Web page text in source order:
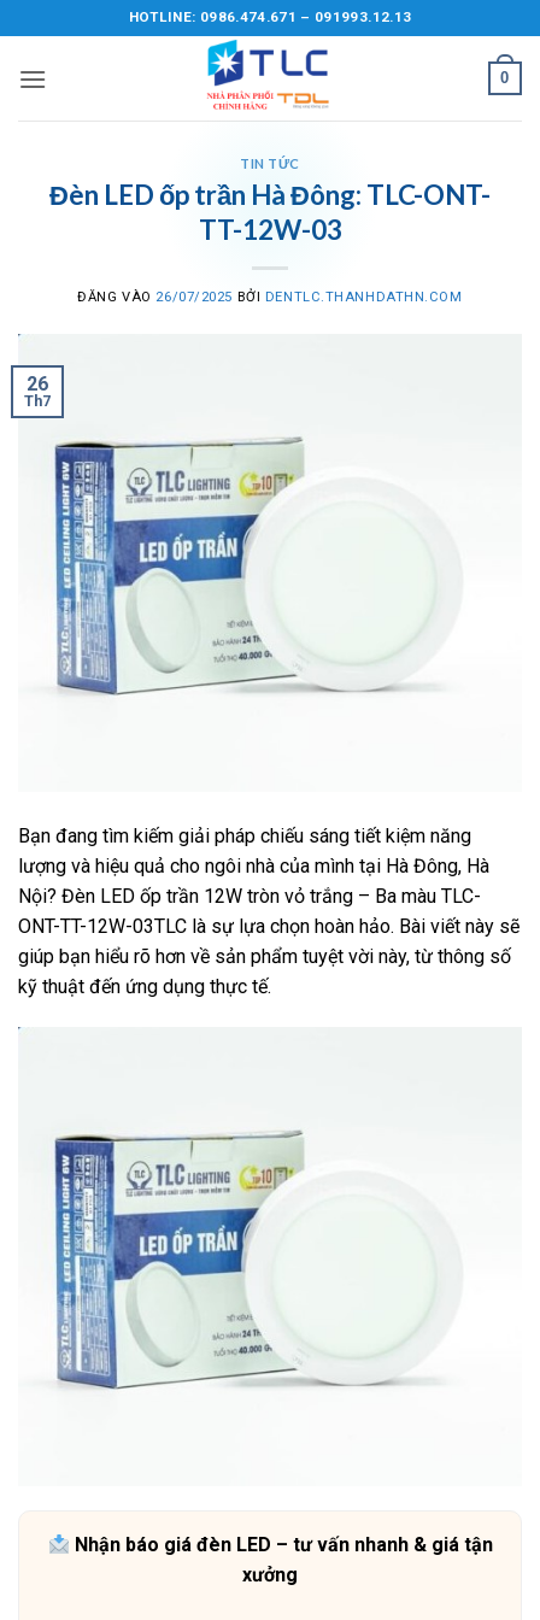
qua
nội
HOTLINE: 0986.474.671 – 091993.12.13
0
TIN TỨC
Đèn LED ốp trần Hà Đông: TLC-ONT-
TT-12W-03
ĐĂNG VÀO 26/07/2025 BỞI DENTLC.THANHDATHN.COM
26
Th7
Bạn đang tìm kiếm giải pháp chiếu sáng tiết kiệm năng
lượng và hiệu quả cho ngôi nhà của mình tại Hà Đông, Hà
Nội? Đèn LED ốp trần 12W tròn vỏ trắng – Ba màu TLC-
ONT-TT-12W-03TLC là sự lựa chọn hoàn hảo. Bài viết này sẽ
giúp bạn hiểu rõ hơn về sản phẩm tuyệt vời này, từ thông số
kỹ thuật đến ứng dụng thực tế.
Nhận báo giá đèn LED – tư vấn nhanh & giá tận
xưởng